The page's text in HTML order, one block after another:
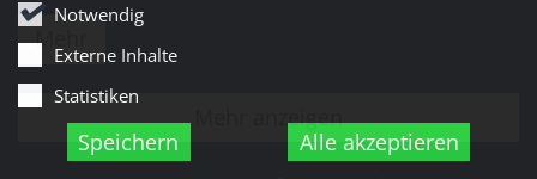
Notwendig
Externe Inhalte
Statistiken
Speichern Alle akzeptieren
Mehr
Mehr anzeigen